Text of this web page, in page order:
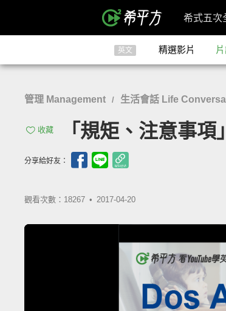
希式五次
英文 精選影片
管理 Management / 生活會話 Life
收藏 「規矩、注意事
分享給好友：
觀看次數：18267 • 2017-04-20